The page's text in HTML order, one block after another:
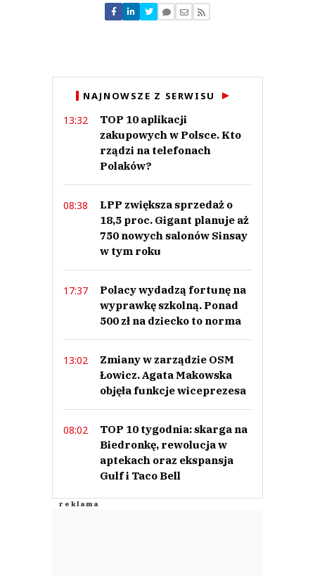
Nie znaleziono komentarzy
Zostaw swoje komentarze
NAJNOWSZE Z SERWISU
13:32
TOP 10 aplikacji
zakupowych w Polsce. Kto
rządzi na telefonach
Polaków?
08:38
LPP zwiększa sprzedaż o
18,5 proc. Gigant planuje aż
750 nowych salonów Sinsay
w tym roku
17:37
Polacy wydadzą fortunę na
wyprawkę szkolną. Ponad
500 zł na dziecko to norma
13:02
Zmiany w zarządzie OSM
Łowicz. Agata Makowska
objęła funkcje wiceprezesa
08:02
TOP 10 tygodnia: skarga na
Biedronkę, rewolucja w
aptekach oraz ekspansja
Gulf i Taco Bell